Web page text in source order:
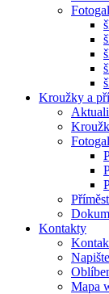
Kroužky a
Kontakty
Mapa